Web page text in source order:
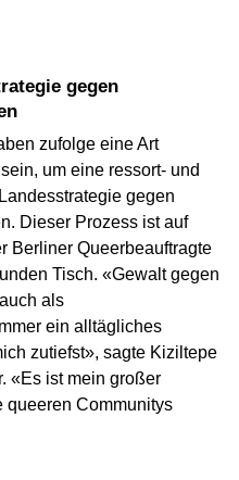
zufolge eine Art
um eine ressort- und
gegen
Dieser Prozess ist auf
Berliner Queerbeauftragte
Tisch. «Gewalt gegen
als
ein alltägliches
zutiefst», sagte Kiziltepe
«Es ist mein großer
queeren Communitys